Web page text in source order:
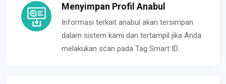
Menyimpan Profil Anabul
Informasi terkait anabul akan tersimpan
dalam sistem kami dan tertampil jika Anda
melakukan scan pada Tag Smart ID.